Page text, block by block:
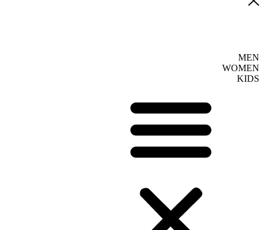
MEN
WOMEN
KIDS